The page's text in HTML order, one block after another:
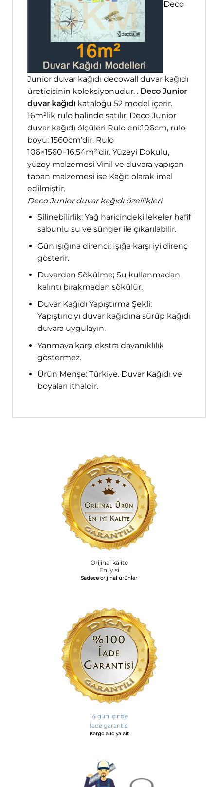
Deco
Junior duvar kağıdı decowall duvar kağıdı
üreticisinin koleksiyonudur. . Deco Junior
duvar kağıdı kataloğu 52 model içerir.
16m²lik rulo halinde satılır. Deco Junior
duvar kağıdı ölçüleri Rulo eni:106cm, rulo
boyu: 1560cm’dir. Rulo
106×1560=16,54m²’dir. Yüzeyi Dokulu,
yüzey malzemesi Vinil ve duvara yapışan
taban malzemesi ise Kağıt olarak imal
edilmiştir.
Deco Junior duvar kağıdı özellikleri
Silinebilirlik; Yağ haricindeki lekeler hafif
sabunlu su ve sünger ile çıkarılabilir.
Gün ışığına direnci; Işığa karşı iyi direnç
gösterir.
Duvardan Sökülme; Su kullanmadan
kalıntı bırakmadan sökülür.
Duvar Kağıdı Yapıştırma Şekli;
Yapıştırıcıyı duvar kağıdına sürüp kağıdı
duvara uygulayın.
Yanmaya karşı ekstra dayanıklılık
göstermez.
Ürün Menşe: Türkiye. Duvar Kağıdı ve
boyaları ithaldir.
Orijinal kalite
En iyisi
Sadece orijinal ürünler
14 gün içinde
İade garantisi
Kargo alıcıya ait